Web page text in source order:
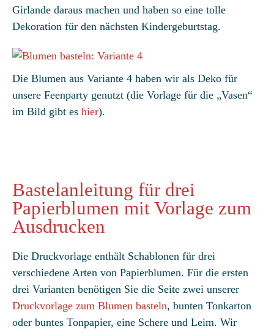
Girlande daraus machen und haben so eine tolle
Dekoration für den nächsten Kindergeburtstag.
Die Blumen aus Variante 4 haben wir als Deko für
unsere Feenparty genutzt (die Vorlage für die „Vasen“
im Bild gibt es hier).
Bastelanleitung für drei
Papierblumen mit Vorlage zum
Ausdrucken
Die Druckvorlage enthält Schablonen für drei
verschiedene Arten von Papierblumen. Für die ersten
drei Varianten benötigen Sie die Seite zwei unserer
Druckvorlage zum Blumen basteln, bunten Tonkarton
oder buntes Tonpapier, eine Schere und Leim. Wir